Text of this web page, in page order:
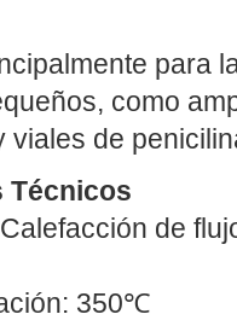
para
como
viales de
Técnicos
de
350℃